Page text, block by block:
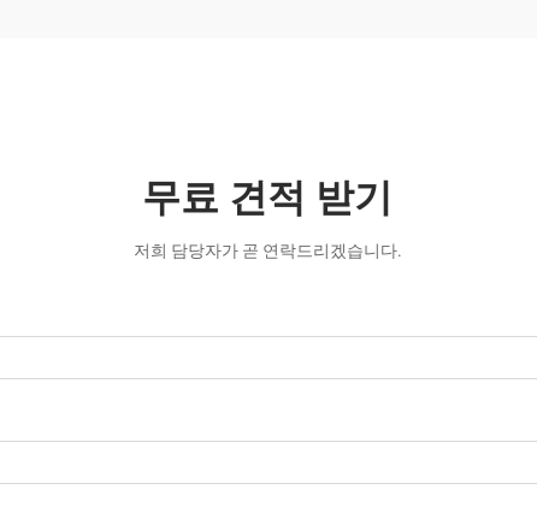
무료 견적 받기
저희 담당자가 곧 연락드리겠습니다.